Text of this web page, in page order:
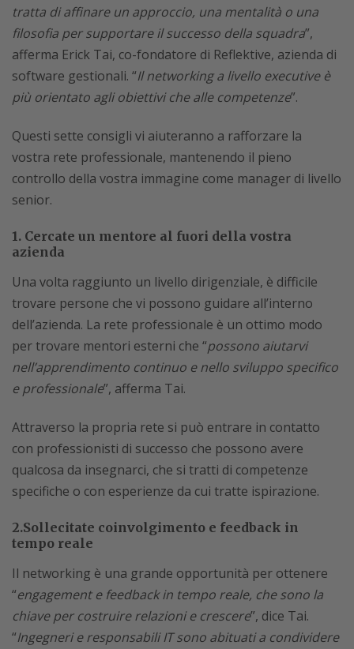
tratta di affinare un approccio, una mentalità o una
filosofia per supportare il successo della squadra”,
afferma Erick Tai, co-fondatore di Reflektive, azienda di
software gestionali. “Il networking a livello executive è
più orientato agli obiettivi che alle competenze”.
Questi sette consigli vi aiuteranno a rafforzare la
vostra rete professionale, mantenendo il pieno
controllo della vostra immagine come manager di livello
senior.
1. Cercate un mentore al fuori della vostra
azienda
Una volta raggiunto un livello dirigenziale, è difficile
trovare persone che vi possono guidare all’interno
dell’azienda. La rete professionale è un ottimo modo
per trovare mentori esterni che “possono aiutarvi
nell’apprendimento continuo e nello sviluppo specifico
e professionale”, afferma Tai.
Attraverso la propria rete si può entrare in contatto
con professionisti di successo che possono avere
qualcosa da insegnarci, che si tratti di competenze
specifiche o con esperienze da cui tratte ispirazione.
2.Sollecitate coinvolgimento e feedback in
tempo reale
Il networking è una grande opportunità per ottenere
“engagement e feedback in tempo reale, che sono la
chiave per costruire relazioni e crescere”, dice Tai.
“Ingegneri e responsabili IT sono abituati a condividere